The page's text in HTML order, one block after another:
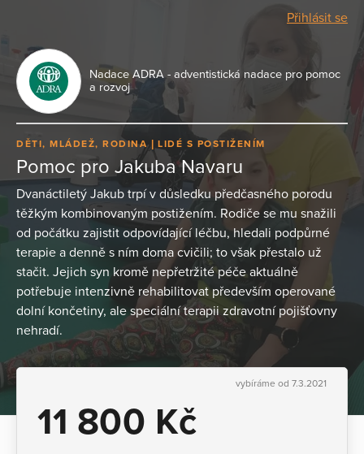
Přihlásit se
Nadace ADRA - adventistická nadace pro pomoc
a rozvoj
DĚTI, MLÁDEŽ, RODINA LIDÉ S POSTIŽENÍM
Pomoc pro Jakuba Navaru
Dvanáctiletý Jakub trpí v důsledku předčasného porodu
těžkým kombinovaným postižením. Rodiče se mu snažili
od počátku zajistit odpovídající léčbu, hledali podpůrné
terapie a denně s ním doma cvičili; to však přestalo už
stačit. Jejich syn kromě nepřetržité péče aktuálně
potřebuje intenzivně rehabilitovat především operované
dolní končetiny, ale speciální terapii zdravotní pojišťovny
nehradí.
vybíráme od 7.3.2021
11 800 Kč